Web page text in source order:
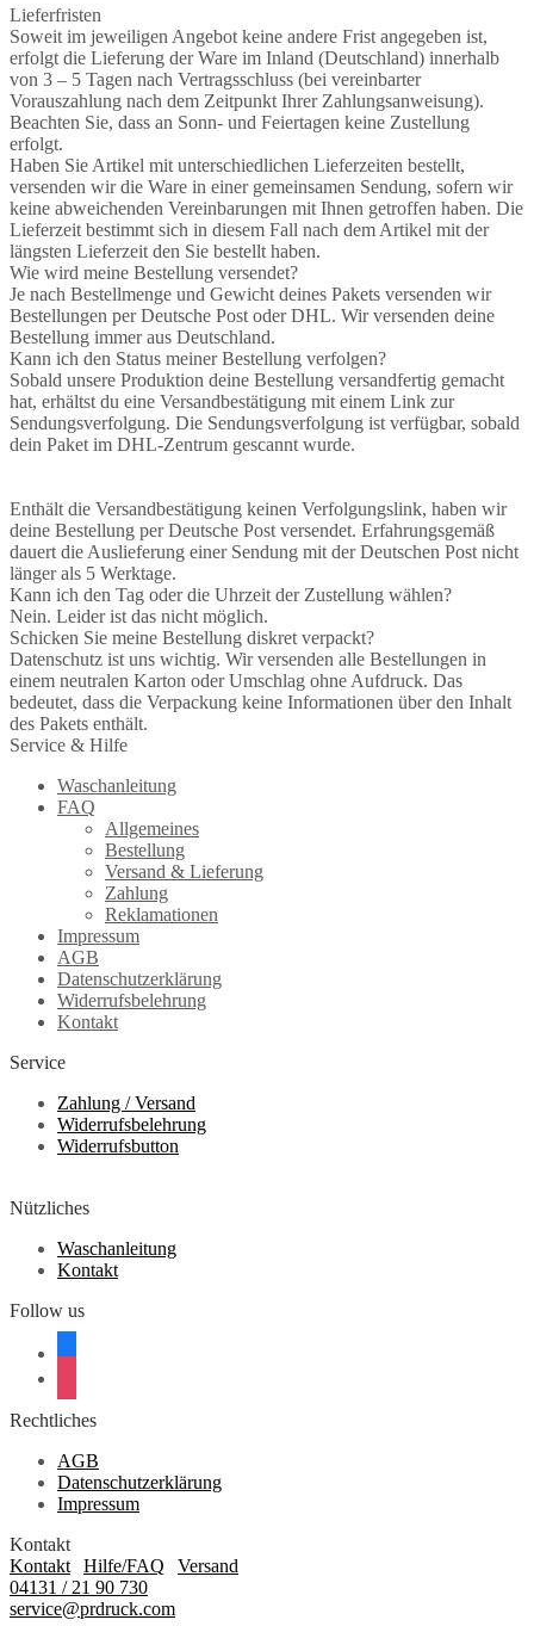
Lieferfristen
Soweit im jeweiligen Angebot keine andere Frist angegeben ist,
erfolgt die Lieferung der Ware im Inland (Deutschland) innerhalb
von 3 – 5 Tagen nach Vertragsschluss (bei vereinbarter
Vorauszahlung nach dem Zeitpunkt Ihrer Zahlungsanweisung).
Beachten Sie, dass an Sonn- und Feiertagen keine Zustellung
erfolgt.
Haben Sie Artikel mit unterschiedlichen Lieferzeiten bestellt,
versenden wir die Ware in einer gemeinsamen Sendung, sofern wir
keine abweichenden Vereinbarungen mit Ihnen getroffen haben. Die
Lieferzeit bestimmt sich in diesem Fall nach dem Artikel mit der
längsten Lieferzeit den Sie bestellt haben.
Wie wird meine Bestellung versendet?
Je nach Bestellmenge und Gewicht deines Pakets versenden wir
Bestellungen per Deutsche Post oder DHL. Wir versenden deine
Bestellung immer aus Deutschland.
Kann ich den Status meiner Bestellung verfolgen?
Sobald unsere Produktion deine Bestellung versandfertig gemacht
hat, erhältst du eine Versandbestätigung mit einem Link zur
Sendungsverfolgung. Die Sendungsverfolgung ist verfügbar, sobald
dein Paket im DHL-Zentrum gescannt wurde.
Enthält die Versandbestätigung keinen Verfolgungslink, haben wir
deine Bestellung per Deutsche Post versendet. Erfahrungsgemäß
dauert die Auslieferung einer Sendung mit der Deutschen Post nicht
länger als 5 Werktage.
Kann ich den Tag oder die Uhrzeit der Zustellung wählen?
Nein. Leider ist das nicht möglich.
Schicken Sie meine Bestellung diskret verpackt?
Datenschutz ist uns wichtig. Wir versenden alle Bestellungen in
einem neutralen Karton oder Umschlag ohne Aufdruck. Das
bedeutet, dass die Verpackung keine Informationen über den Inhalt
des Pakets enthält.
Service & Hilfe
Waschanleitung
FAQ
Allgemeines
Bestellung
Versand & Lieferung
Zahlung
Reklamationen
Impressum
AGB
Datenschutzerklärung
Widerrufsbelehrung
Kontakt
Service
Zahlung / Versand
Widerrufsbelehrung
Widerrufsbutton
Nützliches
Waschanleitung
Kontakt
Follow us
Rechtliches
AGB
Datenschutzerklärung
Impressum
Kontakt
Kontakt
Hilfe/FAQ
Versand
04131 / 21 90 730
service@prdruck.com